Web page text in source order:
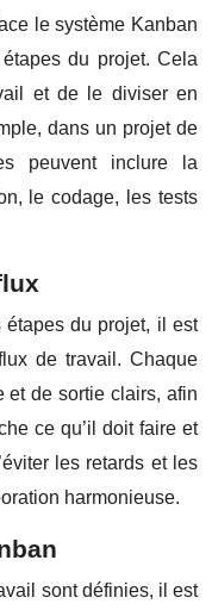
le système Kanban
du projet. Cela
et de le diviser en
dans un projet de
peuvent inclure la
le codage, les tests
du projet, il est
de travail. Chaque
et de sortie clairs, afin
ce qu’il doit faire et
les retards et les
harmonieuse.
sont définies, il est